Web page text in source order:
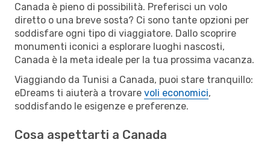
Canada è pieno di possibilità. Preferisci un volo
diretto o una breve sosta? Ci sono tante opzioni per
soddisfare ogni tipo di viaggiatore. Dallo scoprire
monumenti iconici a esplorare luoghi nascosti,
Canada è la meta ideale per la tua prossima vacanza.
Viaggiando da Tunisi a Canada, puoi stare tranquillo:
eDreams ti aiuterà a trovare voli economici,
soddisfando le esigenze e preferenze.
Cosa aspettarti a Canada